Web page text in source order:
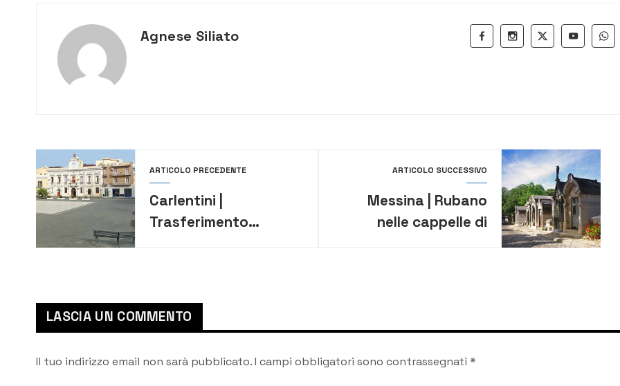
Agnese Siliato
ARTICOLO PRECEDENTE
Carlentini |
Trasferimento
ARTICOLO SUCCESSIVO
Messina | Rubano
nelle cappelle di
LASCIA UN COMMENTO
Il tuo indirizzo email non sarà pubblicato.I campi obbligatori sono contrassegnati *